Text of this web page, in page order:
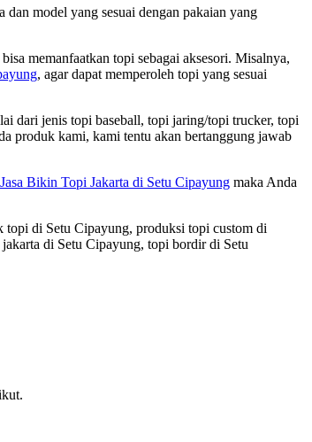
model yang sesuai dengan pakaian yang
memanfaatkan topi sebagai aksesori. Misalnya,
, agar dapat memperoleh topi yang sesuai
dari jenis topi baseball, topi jaring/topi trucker, topi
produk kami, kami tentu akan bertanggung jawab
Jasa Bikin Topi Jakarta di Setu Cipayung maka Anda
di Setu Cipayung, produksi topi custom di
di Setu Cipayung, topi bordir di Setu